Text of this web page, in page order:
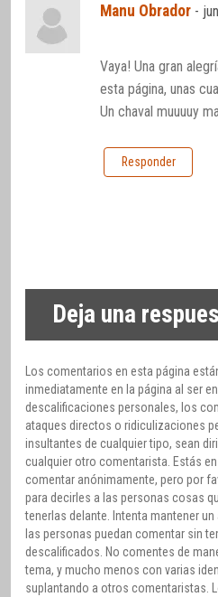
Manu Obrador -
Vaya! Una gran
esta página, unas
Un chaval muuuuy
Responder
Deja una
Los comentarios en esta página
inmediatamente en la página al ser
descalificaciones personales, los
ataques directos o ridiculizaciones
insultantes de cualquier tipo, sean
cualquier otro comentarista. Estás
comentar anónimamente, pero por
para decirles a las personas cosas
tenerlas delante. Intenta mantener
las personas puedan comentar sin
descalificados. No comentes de
tema, y mucho menos con varias
suplantando a otros comentaristas.